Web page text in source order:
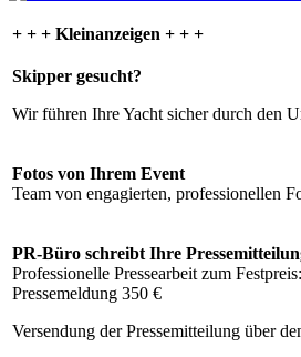
+ + + Kleinanzeigen + + +
Skipper gesucht?
Wir führen Ihre Yacht sicher durch den
Fotos von Ihrem Event
Team von engagierten, professionellen
PR-Büro schreibt Ihre
Professionelle Pressearbeit zum Festpreis:
Pressemeldung 350 €
Versendung der Pressemitteilung über